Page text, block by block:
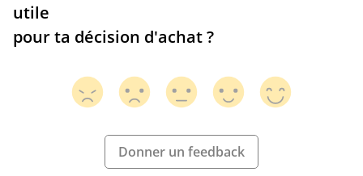
utile
pour ta décision d'achat ?
Donner un feedback